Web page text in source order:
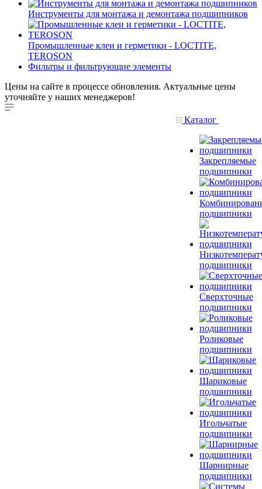
Инструменты для монтажа и демонтажа подшипников
Промышленные клеи и герметики - LOCTITE,
TEROSON
Фильтры и фильтрующие элементы
Цены на сайте в процессе обновления. Актуальные цены
уточняйте у наших менеджеров!
Каталог
Закрепляемые
подшипники
подшипники
подшипники
Сверхточные
подшипники
Роликовые
подшипники
Шариковые
подшипники
Игольчатые
подшипники
Шарнирные
подшипники